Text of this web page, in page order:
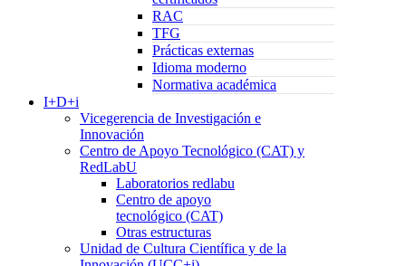
RAC
TFG
Prácticas externas
Idioma moderno
Normativa académica
I+D+i
Vicegerencia de Investigación e
Innovación
Centro de Apoyo Tecnológico (CAT) y
RedLabU
Laboratorios redlabu
Centro de apoyo
tecnológico (CAT)
Otras estructuras
Unidad de Cultura Científica y de la